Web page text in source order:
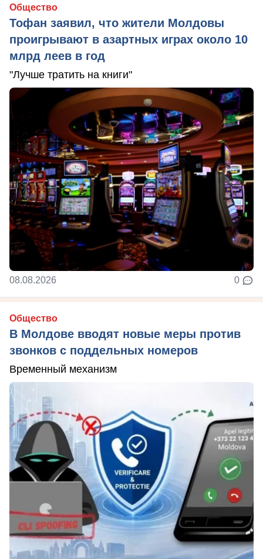
Общество
Тофан заявил, что жители Молдовы
проигрывают в азартных играх около 10
млрд леев в год
"Лучше тратить на книги"
08.08.2026 0
Общество
В Молдове вводят новые меры против
звонков с поддельных номеров
Временный механизм